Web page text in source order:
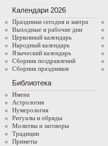
Календари 2026
Праздники сегодня и завтра
Выходные и рабочие дни
Церковный календарь
Народный календарь
Языческий календарь
Сборник поздравлений
Сборник праздников
Библиотека
Имена
Астрология
Нумерология
Ритуалы и обряды
Молитвы и заговоры
Традиции
Приметы